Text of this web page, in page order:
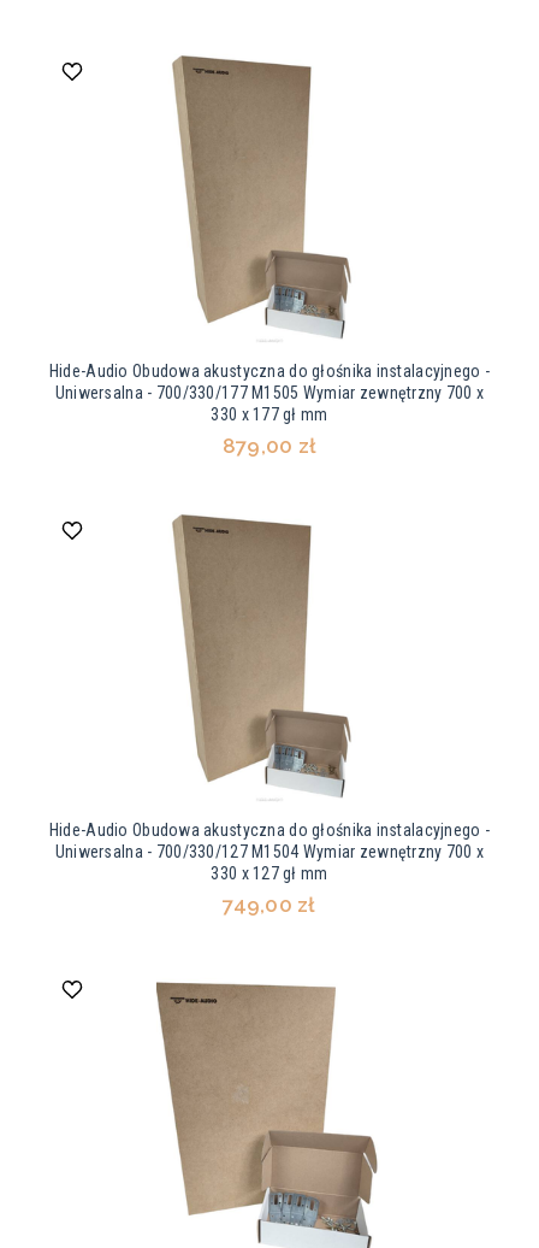
Hide-Audio Obudowa akustyczna do głośnika instalacyjnego -
Uniwersalna - 700/330/177 M1505 Wymiar zewnętrzny 700 x
330 x 177 gł mm
879,00 zł
Hide-Audio Obudowa akustyczna do głośnika instalacyjnego -
Uniwersalna - 700/330/127 M1504 Wymiar zewnętrzny 700 x
330 x 127 gł mm
749,00 zł